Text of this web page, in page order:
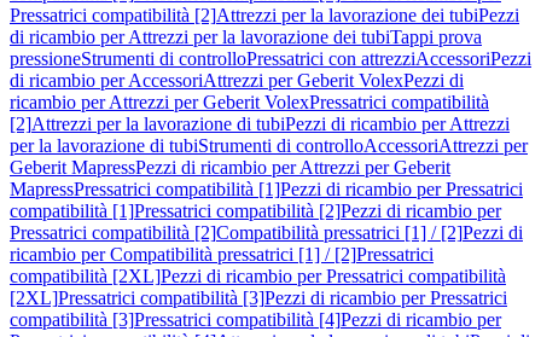
Pressatrici compatibilità [2]Attrezzi per la lavorazione dei tubiPezzi
di ricambio per Attrezzi per la lavorazione dei tubiTappi prova
pressioneStrumenti di controlloPressatrici con attrezziAccessoriPezzi
di ricambio per AccessoriAttrezzi per Geberit VolexPezzi di
ricambio per Attrezzi per Geberit VolexPressatrici compatibilità
[2]Attrezzi per la lavorazione di tubiPezzi di ricambio per Attrezzi
per la lavorazione di tubiStrumenti di controlloAccessoriAttrezzi per
Geberit MapressPezzi di ricambio per Attrezzi per Geberit
MapressPressatrici compatibilità [1]Pezzi di ricambio per Pressatrici
compatibilità [1]Pressatrici compatibilità [2]Pezzi di ricambio per
Pressatrici compatibilità [2]Compatibilità pressatrici [1] / [2]Pezzi di
ricambio per Compatibilità pressatrici [1] / [2]Pressatrici
compatibilità [2XL]Pezzi di ricambio per Pressatrici compatibilità
[2XL]Pressatrici compatibilità [3]Pezzi di ricambio per Pressatrici
compatibilità [3]Pressatrici compatibilità [4]Pezzi di ricambio per